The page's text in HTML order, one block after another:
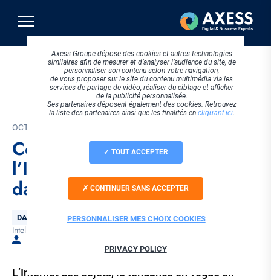
contenu
principal
OCTOBRE 2017
Comment se positionne
l’Internet des objets (IoT)
dans les entreprises ?
Thématique
DATA & BI
Tags
Intelligence artificielle
L’Internet des objets, la tendance en vogue en
Axess Groupe dépose des cookies et autres technologies
similaires afin de mesurer et d’analyser l’audience du site, de
personnaliser son contenu selon votre navigation,
de vous proposer sur le site du contenu multimédia via les
services de partage de vidéo, réaliser du ciblage et afficher
de la publicité personnalisée.
Ses partenaires déposent également des cookies. Retrouvez
la liste des partenaires ainsi que les finalités en cliquant ici.
TOUT ACCEPTER
CONTINUER SANS ACCEPTER
PERSONNALISER MES CHOIX COOKIES
PRIVACY POLICY